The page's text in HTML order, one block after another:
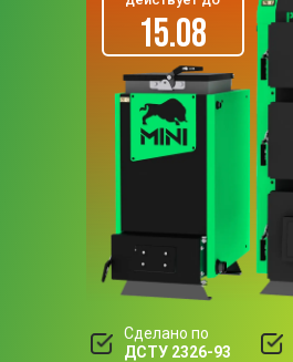
Сделано по
ДСТУ 2326-93
15.08